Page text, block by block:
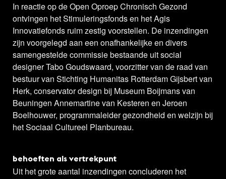
In reactie op de Open Oproep Chronisch Gezond
ontvingen het Stimuleringsfonds en het Agis
Innovatiefonds ruim zestig voorstellen. De inzendingen
zijn voorgelegd aan een onafhankelijke en divers
samengestelde commissie bestaande uit social
designer Tabo Goudswaard, voorzitter van de raad van
bestuur van Stichting Humanitas Rotterdam Gijsbert van
Herk, conservator design bij Museum Boijmans van
Beuningen Annemartine van Kesteren en Jeroen
Boelhouwer, programmaleider gezondheid en welzijn bij
het Sociaal Cultureel Planbureau.
behoeften als vertrekpunt
Uit het grote aantal inzendingen concluderen het